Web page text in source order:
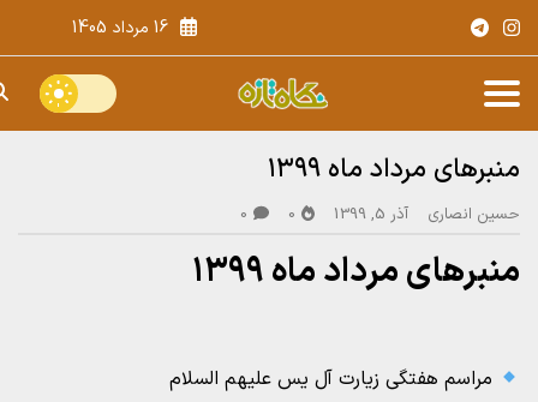
16 مرداد 1405
منبرهای مرداد ماه ۱۳۹۹
حسین انصاری آذر 5, 1399 0
0
منبرهای مرداد ماه ۱۳۹۹
مراسم هفتگی زیارت آل یس علیهم السلام